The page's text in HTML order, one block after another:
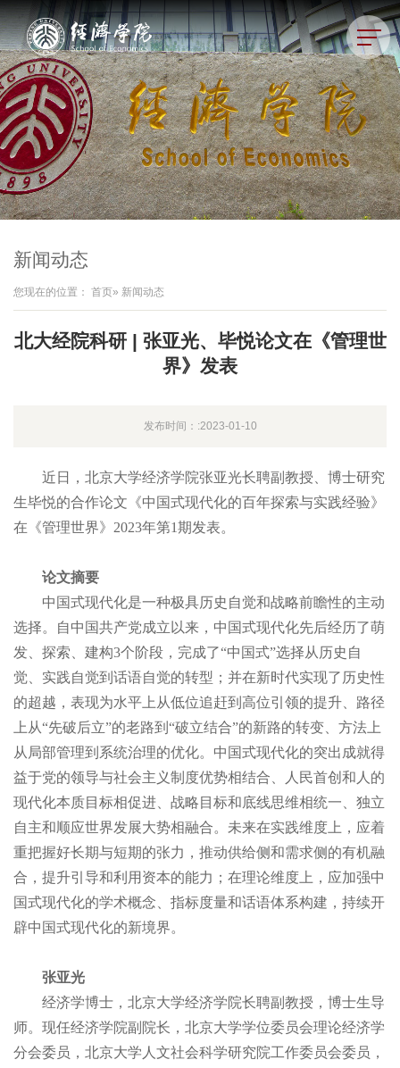
新闻动态
您现在的位置： 首页» 新闻动态
北大经院科研 | 张亚光、毕悦论文在《管理世
界》发表
发布时间：:2023-01-10
近日，北京大学经济学院张亚光长聘副教授、博士研究
生毕悦的合作论文《中国式现代化的百年探索与实践经验》
在《管理世界》2023年第1期发表。
论文摘要
中国式现代化是一种极具历史自觉和战略前瞻性的主动
选择。自中国共产党成立以来，中国式现代化先后经历了萌
发、探索、建构3个阶段，完成了“中国式”选择从历史自
觉、实践自觉到话语自觉的转型；并在新时代实现了历史性
的超越，表现为水平上从低位追赶到高位引领的提升、路径
上从“先破后立”的老路到“破立结合”的新路的转变、方法上
从局部管理到系统治理的优化。中国式现代化的突出成就得
益于党的领导与社会主义制度优势相结合、人民首创和人的
现代化本质目标相促进、战略目标和底线思维相统一、独立
自主和顺应世界发展大势相融合。未来在实践维度上，应着
重把握好长期与短期的张力，推动供给侧和需求侧的有机融
合，提升引导和利用资本的能力；在理论维度上，应加强中
国式现代化的学术概念、指标度量和话语体系构建，持续开
辟中国式现代化的新境界。
张亚光
经济学博士，北京大学经济学院长聘副教授，博士生导
师。现任经济学院副院长，北京大学学位委员会理论经济学
分会委员，北京大学人文社会科学研究院工作委员会委员，